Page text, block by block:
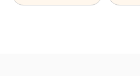
い感”と“ベタつかない”、相反する2